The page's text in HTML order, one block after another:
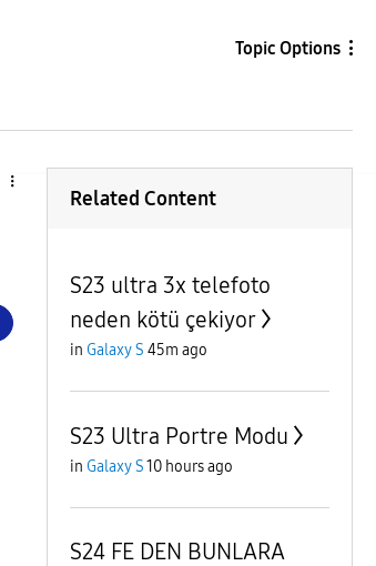
Topic Options
Related Content
S23 ultra 3x telefoto
neden kötü çekiyor
in Galaxy S 45m ago
S23 Ultra Portre Modu
in Galaxy S10 hours ago
S24 FE DEN BUNLARA